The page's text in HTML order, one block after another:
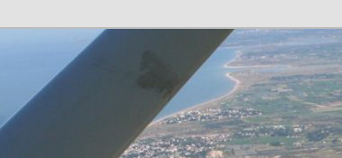
CAL
centre aéronautique de Lessay